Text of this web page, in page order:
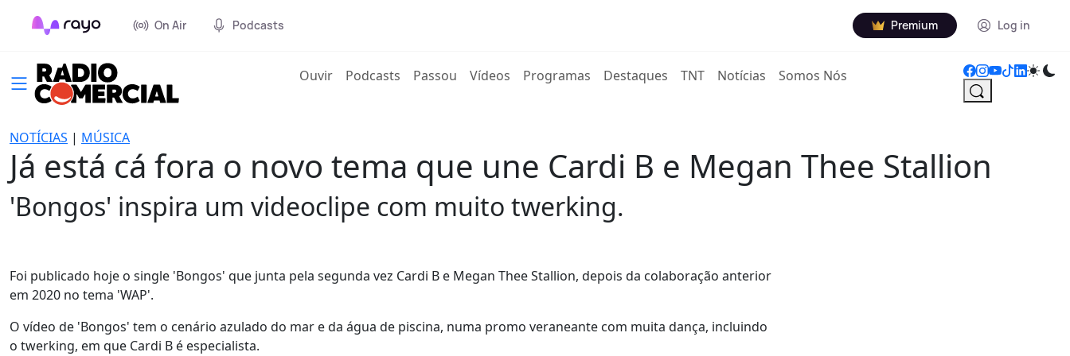
On Air Podcasts Premium Log in
Ouvir(current)
Podcasts Passou Vídeos Programas Destaques TNT Notícias Somos Nós
NOTÍCIAS | MÚSICA
Já está cá fora o novo tema que une Cardi B e Megan Thee Stallion
'Bongos' inspira um videoclipe com muito twerking.
Foi publicado hoje o single 'Bongos' que junta pela segunda vez Cardi B e Megan Thee Stallion, depois da colaboração anterior
em 2020 no tema 'WAP'.
O vídeo de 'Bongos' tem o cenário azulado do mar e da água de piscina, numa promo veraneante com muita dança, incluindo
o twerking, em que Cardi B é especialista.